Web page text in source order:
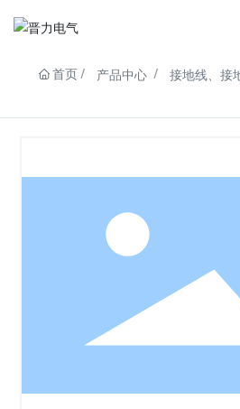
首页 产品中心 接地线、接